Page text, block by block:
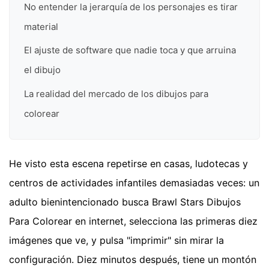
No entender la jerarquía de los personajes es tirar
material
El ajuste de software que nadie toca y que arruina
el dibujo
La realidad del mercado de los dibujos para
colorear
He visto esta escena repetirse en casas, ludotecas y
centros de actividades infantiles demasiadas veces: un
adulto bienintencionado busca Brawl Stars Dibujos
Para Colorear en internet, selecciona las primeras diez
imágenes que ve, y pulsa "imprimir" sin mirar la
configuración. Diez minutos después, tiene un montón